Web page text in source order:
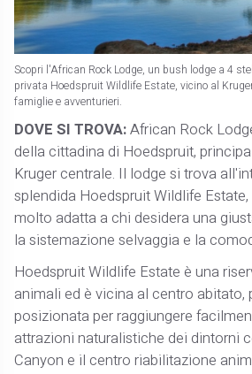
Scopri l'African Rock Lodge, un bush lodge a 4
privata Hoedspruit Wildlife Estate, vicino al
famiglie e avventurieri.
DOVE SI TROVA:African Rock
della cittadina di Hoedspruit,
Kruger centrale. Il lodge si trova
splendida Hoedspruit Wildlife
molto adatta a chi desidera una
la sistemazione selvaggia e la
Hoedspruit Wildlife Estate è una
animali ed è vicina al centro abitato,
posizionata per raggiungere
attrazioni naturalistiche dei dintorni
Canyon e il centro riabilitazione